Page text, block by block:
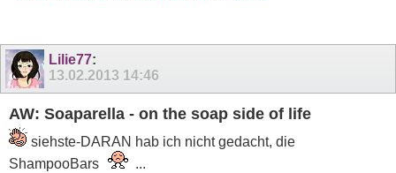
Lilie77:
13.02.2013 14:46
AW: Soaparella - on the soap side of life
siehste-DARAN hab ich nicht gedacht, die
ShampooBars
...